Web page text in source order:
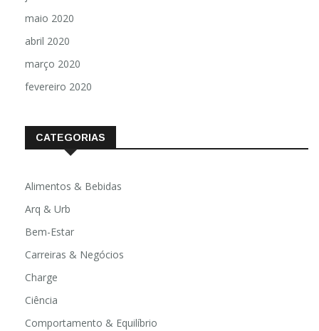
maio 2020
abril 2020
março 2020
fevereiro 2020
CATEGORIAS
Alimentos & Bebidas
Arq & Urb
Bem-Estar
Carreiras & Negócios
Charge
Ciência
Comportamento & Equilíbrio